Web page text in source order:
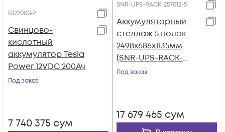
B12200GP
Свинцово-
кислотный
аккумулятор Tesla
Power 12VDC 200Ач
Под заказ
7 740 375 сум
SNR-UPS-RACK-257012-5
Аккумуляторный
стеллаж 5 полок,
2498х686х1135мм
(SNR-UPS-RACK-
257012-5)
Под заказ
17 679 465 сум